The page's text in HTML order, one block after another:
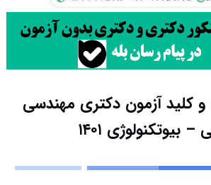
و کلید آزمون دکتری مهندسی
بیوتکنولوژی ۱۴۰۱